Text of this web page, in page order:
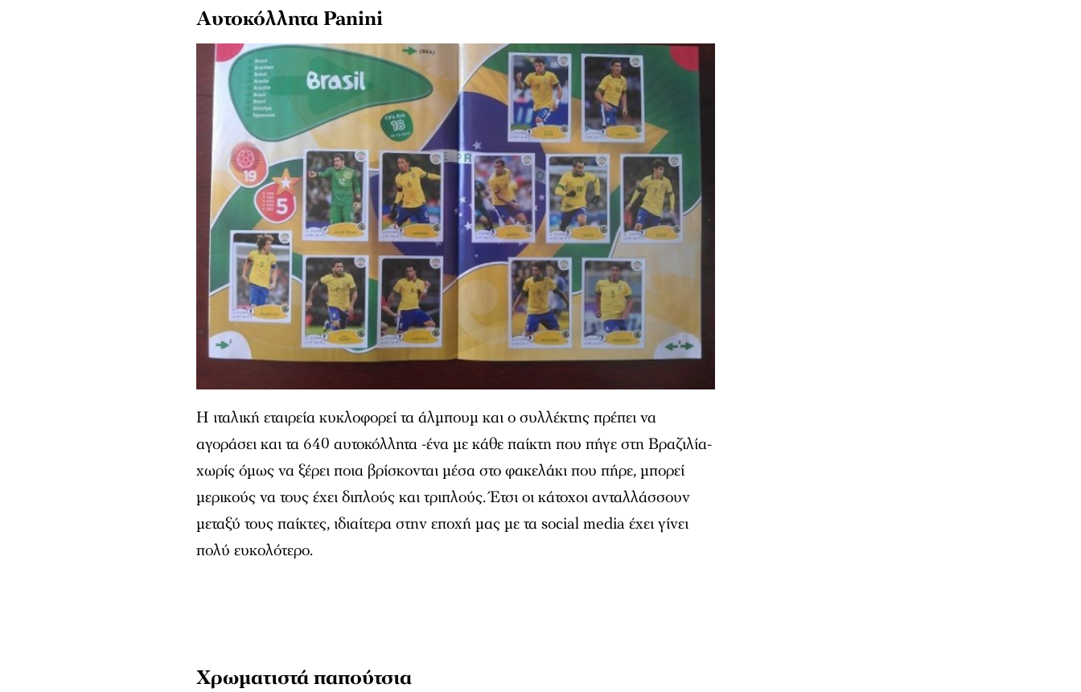
Αυτοκόλλητα Panini
Η ιταλική εταιρεία κυκλοφορεί τα άλμπουμ και ο συλλέκτης πρέπει να
αγοράσει και τα 640 αυτοκόλλητα -ένα με κάθε παίκτη που πήγε στη Βραζιλία-
χωρίς όμως να ξέρει ποια βρίσκονται μέσα στο φακελάκι που πήρε, μπορεί
μερικούς να τους έχει διπλούς και τριπλούς. Έτσι οι κάτοχοι ανταλλάσσουν
μεταξύ τους παίκτες, ιδιαίτερα στην εποχή μας με τα social media έχει γίνει
πολύ ευκολότερο.
Χρωματιστά παπούτσια